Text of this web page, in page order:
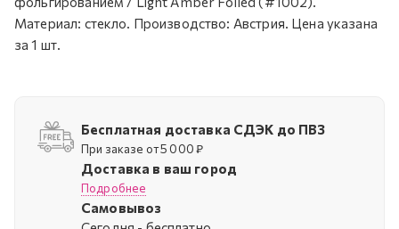
Материал: стекло. Производство: Австрия. Цена указана
за 1 шт.
Бесплатная доставка СДЭК до ПВЗ
При заказе от 5 000 ₽
Доставка в ваш город
Подробнее
Самовывоз